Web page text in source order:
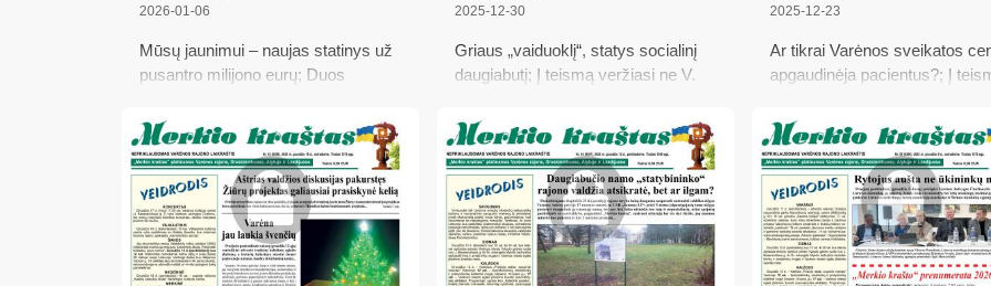
2026-01-06
Mūsų jaunimui – naujas statinys už
pusantro milijono eurų; Duos
ruošis gyventojų evakuacijai;
Varėnoje pagerbti gabūs vaikai,
mokiniai, jų mokytojai ir treneriai;
Kaime gyvenanti Kašėtų šeima
saugo šimtametes tradicijas
2025-12-30
Griaus „vaiduoklį“, statys socialinį
daugiabutį; Į teismą veržiasi ne V.
Pažinti kūrėjo gyvenimą Vilniuje – į
Mikalojaus Konstantino Čiurlionio
namus
2025-12-23
Ar tikrai Varėnos sveikatos
apgaudinėja pacientus?; Į
kaltintojas; Atmintis gyva:
Merkinės mūšio 80-metis; Kur
kreiptis, jei sunegalavote, o
poliklinika nedirba?